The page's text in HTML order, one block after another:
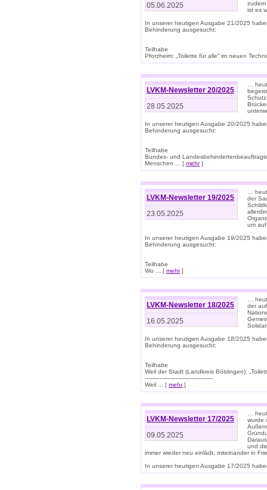
05.06.2025
ist es
In unserer heutigen Ausgabe 21/2025
Behinderung ausgesucht:
Teilhabe
Pforzheim: „Toilette für alle“ im neuen
LVKM-Newsletter 20/2025
28.05.2025
…
In unserer heutigen Ausgabe 20/2025
Behinderung ausgesucht:
Teilhabe
Bundes- und
Menschen ... [ mehr]
LVKM-Newsletter 19/2025
23.05.2025
…
der
um
In unserer heutigen Ausgabe 19/2025
Behinderung ausgesucht:
Teilhabe
Wo ... [ mehr]
LVKM-Newsletter 18/2025
16.05.2025
…
der
In unserer heutigen Ausgabe 18/2025
Behinderung ausgesucht:
Teilhabe
Weil der Stadt (Landkreis Böblingen):
--------------------------------------
Weil ... [ mehr]
LVKM-Newsletter 17/2025
09.05.2025
…
wurde
und
immer wieder neu einlädt, miteinander in
In unserer heutigen Ausgabe 17/2025